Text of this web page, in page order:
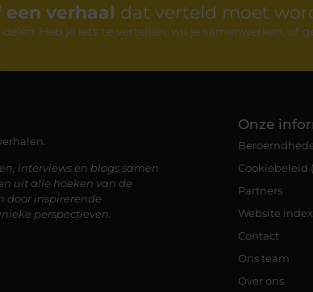
een verhaal dat verteld moet
Heb je iets te vertellen, wil je samenwerken, of
interviews en blogs samen
uit alle hoeken van de
door inspirerende
perspectieven.
Onze
Cookiebeleid
Partners
Website index
Contact
Ons team
Over ons